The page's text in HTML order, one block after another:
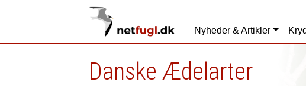
Nyheder & Artikler
Danske Ædelarter